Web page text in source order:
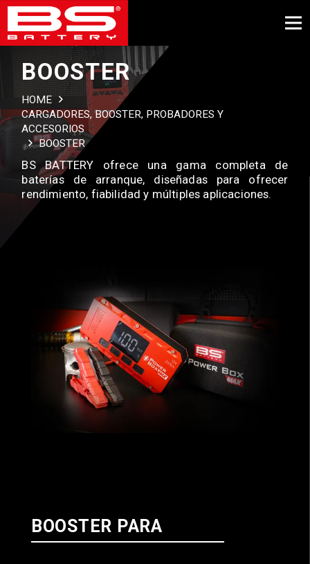
BOOSTER
HOME
CARGADORES, BOOSTER, PROBADORES Y
ACCESORIOS
BOOSTER
BS BATTERY ofrece una gama completa de
baterías de arranque, diseñadas para ofrecer
rendimiento, fiabilidad y múltiples aplicaciones.
BOOSTER PARA